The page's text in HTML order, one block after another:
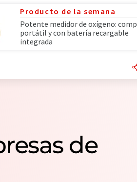
Producto de la semana
Potente medidor de oxígeno:
portátil y con batería recargable
integrada
de